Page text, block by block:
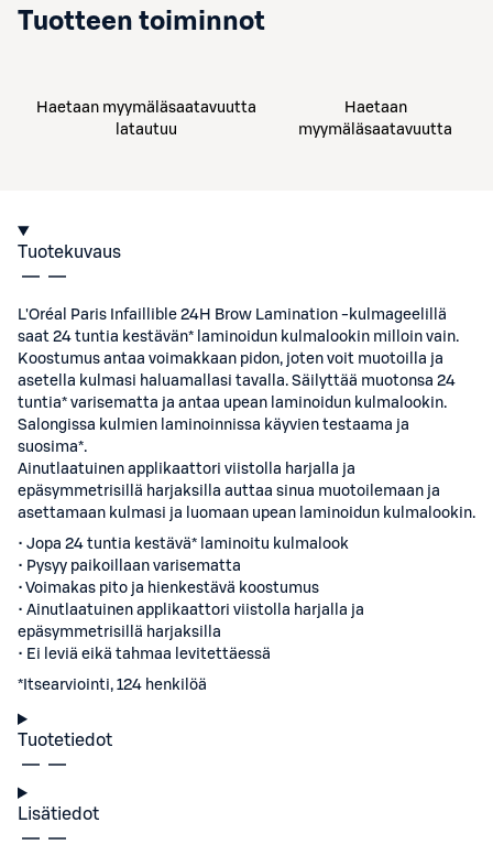
Tuotteen toiminnot
Haetaan myymäläsaatavuutta
latautuu
Haetaan
myymäläsaatavuutta
Tuotekuvaus
L'Oréal Paris Infaillible 24H Brow Lamination -kulmageelillä
saat 24 tuntia kestävän* laminoidun kulmalookin milloin vain.
Koostumus antaa voimakkaan pidon, joten voit muotoilla ja
asetella kulmasi haluamallasi tavalla. Säilyttää muotonsa 24
tuntia* varisematta ja antaa upean laminoidun kulmalookin.
Salongissa kulmien laminoinnissa käyvien testaama ja
suosima*.
Ainutlaatuinen applikaattori viistolla harjalla ja
epäsymmetrisillä harjaksilla auttaa sinua muotoilemaan ja
asettamaan kulmasi ja luomaan upean laminoidun kulmalookin.
• Jopa 24 tuntia kestävä* laminoitu kulmalook
• Pysyy paikoillaan varisematta
• Voimakas pito ja hienkestävä koostumus
• Ainutlaatuinen applikaattori viistolla harjalla ja
epäsymmetrisillä harjaksilla
• Ei leviä eikä tahmaa levitettäessä
*Itsearviointi, 124 henkilöä
Tuotetiedot
Lisätiedot